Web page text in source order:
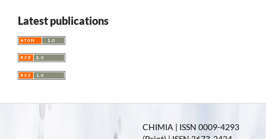
Latest publications
CHIMIA | ISSN 0009-4293